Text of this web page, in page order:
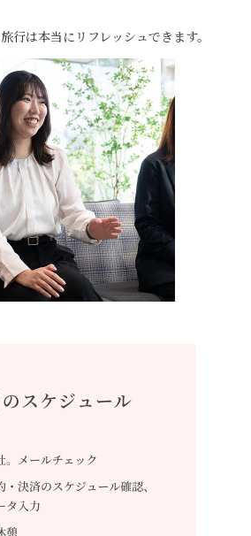
行は本当にリフレッシュできます。